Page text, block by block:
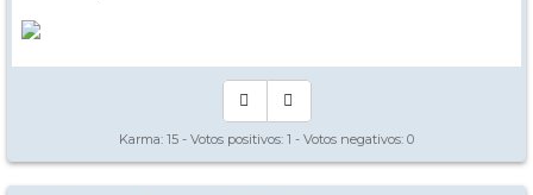
Karma: 15 - Votos positivos: 1 - Votos negativos: 0